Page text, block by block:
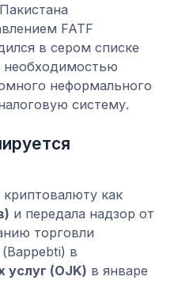
FATF
в сером списке
необходимостью
неформального
систему.
криптовалюту как
и передала надзор от
торговли
в
услуг (OJK) в январе